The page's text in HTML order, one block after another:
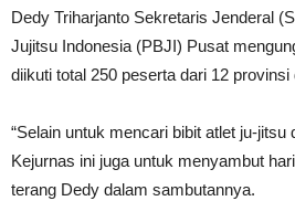
Dedy Triharjanto Sekretaris Jenderal
Jujitsu Indonesia (PBJI) Pusat
diikuti total 250 peserta dari 12
“Selain untuk mencari bibit atlet ju-jitsu
Kejurnas ini juga untuk menyambut
terang Dedy dalam sambutannya.